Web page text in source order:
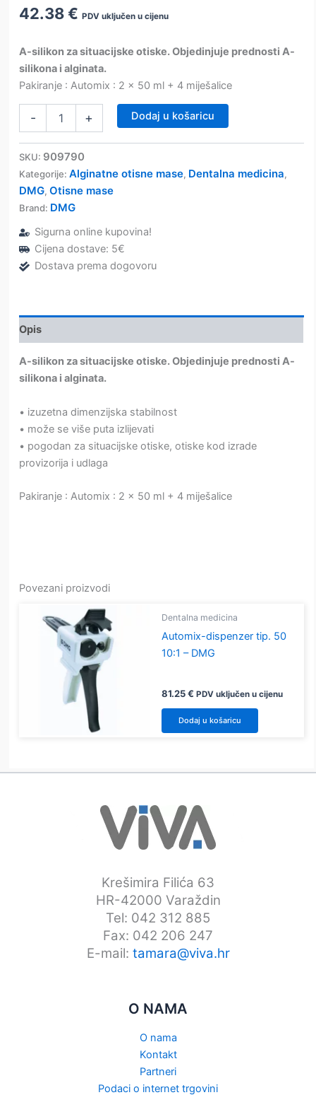
42.38€ PDV uključen u cijenu
A-silikon za situacijske otiske.Objedinjuje prednosti A-
silikona i alginata.
Pakiranje : Automix : 2 x 50 ml + 4 miješalice
-
količina
+ Dodaj u košaricu
SKU: 909790
Kategorije:Alginatne otisne mase, Dentalna medicina,
DMG,Otisne mase
Brand: DMG
Sigurna online kupovina!
Cijena dostave: 5€
Dostava prema dogovoru
Opis
A-silikon za situacijske otiske.Objedinjuje prednosti A-
silikona i alginata.
• izuzetna dimenzijska stabilnost
• može se više puta izlijevati
• pogodan za situacijske otiske, otiske kod izrade
provizorija i udlaga
Pakiranje : Automix : 2 x 50 ml + 4 miješalice
Povezani proizvodi
Dentalna medicina
Automix-dispenzer tip. 50
10:1 – DMG
81.25€ PDV uključen u cijenu
Dodaj u košaricu
Krešimira Filića 63
HR-42000 Varaždin
Tel: 042 312 885
Fax: 042 206 247
E-mail: tamara@viva.hr
O NAMA
O nama
Kontakt
Partneri
Podaci o internet trgovini